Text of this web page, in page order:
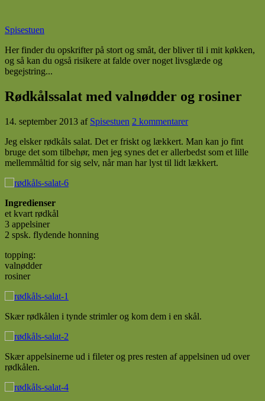
Spisestuen
Her finder du opskrifter på stort og småt, der bliver til i mit køkken,
og så kan du også risikere at falde over noget livsglæde og
begejstring...
Rødkålssalat med valnødder og rosiner
14. september 2013 af Spisestuen 2 kommentarer
Jeg elsker rødkåls salat. Det er friskt og lækkert. Man kan jo fint
bruge det som tilbehør, men jeg synes det er allerbedst som et lille
mellemmåltid for sig selv, når man har lyst til lidt lækkert.
Ingredienser
et kvart rødkål
3 appelsiner
2 spsk. flydende honning
topping:
valnødder
rosiner
Skær rødkålen i tynde strimler og kom dem i en skål.
Skær appelsinerne ud i fileter og pres resten af appelsinen ud over
rødkålen.